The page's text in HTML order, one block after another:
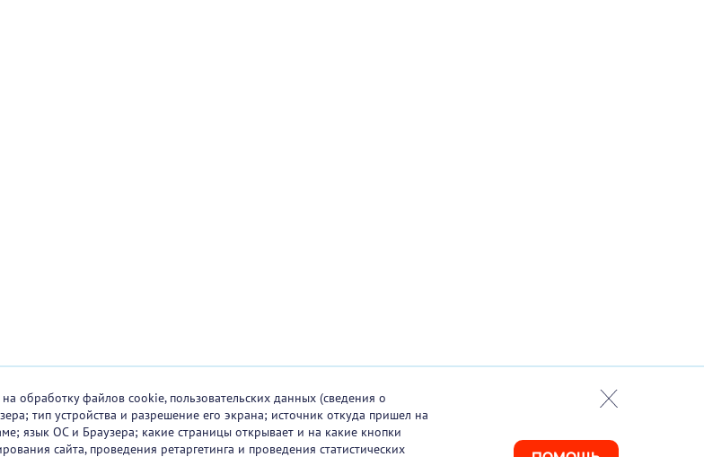
обработку файлов cookie, пользовательских данных (сведения о
тип устройства и разрешение его экрана; источник откуда пришел на
язык ОС и Браузера; какие страницы открывает и на какие кнопки
сайта, проведения ретаргетинга и проведения статистических